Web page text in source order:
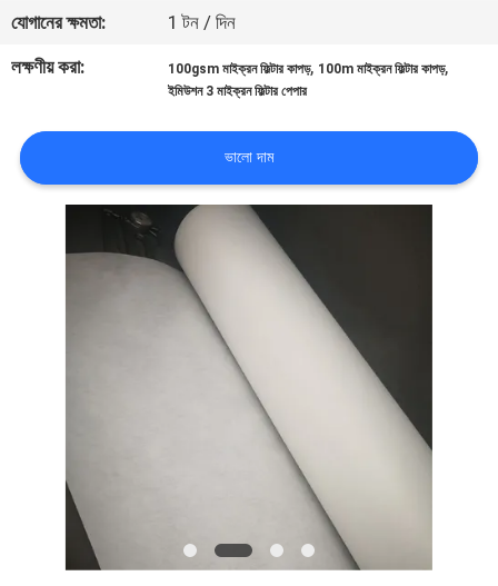
আমাদের
সাথে
করুন
উদ্ধৃতির
POLICY
যোগানের ক্ষমতা:
1 টন / দিন
লক্ষণীয় করা:
100gsm মাইক্রন ফিল্টার কাপড়, 100m মাইক্রন ফিল্টার কাপড়,
ইমিউশন 3 মাইক্রন ফিল্টার পেপার
ভালো দাম